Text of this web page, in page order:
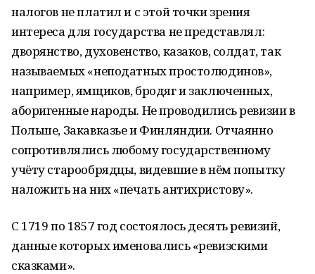
налогов не платил и с этой точки зрения
интереса для государства не представлял:
дворянство, духовенство, казаков, солдат, так
называемых «неподатных простолюдинов»,
например, ямщиков, бродяг и заключенных,
аборигенные народы. Не проводились ревизии в
Польше, Закавказье и Финляндии. Отчаянно
сопротивлялись любому государственному
учёту старообрядцы, видевшие в нём попытку
наложить на них «печать антихристову».
С 1719 по 1857 год состоялось десять ревизий,
данные которых именовались «ревизскими
сказками».